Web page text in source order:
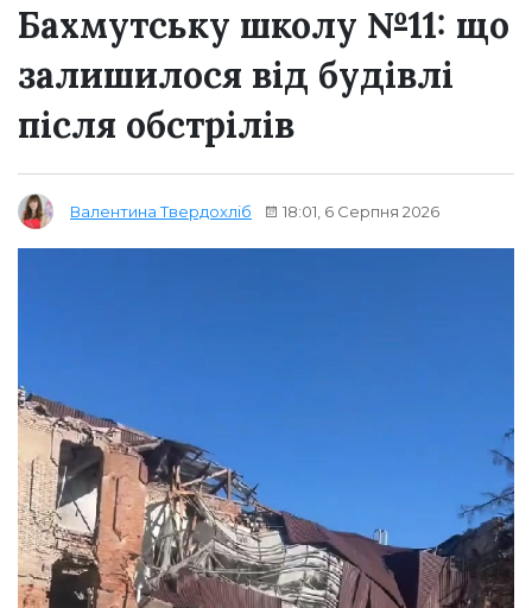
Бахмутську школу №11: що
залишилося від будівлі
після обстрілів
Валентина Твердохліб 18:01, 6 Серпня 2026